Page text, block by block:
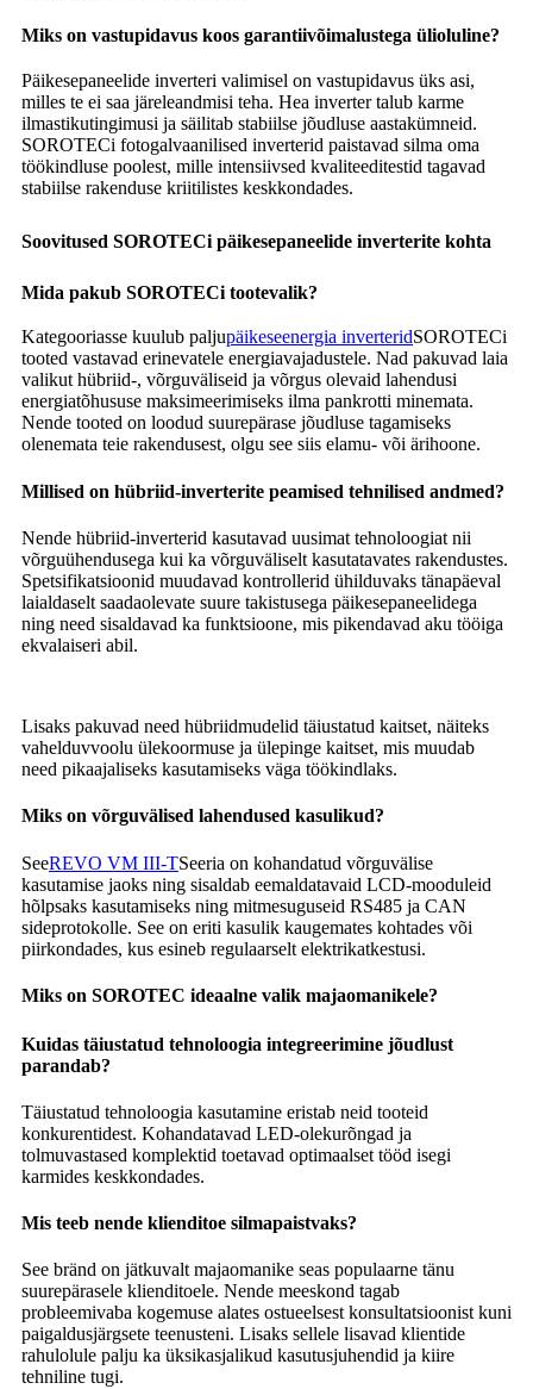
Miks on vastupidavus koos garantiivõimalustega ülioluline?
Päikesepaneelide inverteri valimisel on vastupidavus üks asi,
milles te ei saa järeleandmisi teha. Hea inverter talub karme
ilmastikutingimusi ja säilitab stabiilse jõudluse aastakümneid.
SOROTECi fotogalvaanilised inverterid paistavad silma oma
töökindluse poolest, mille intensiivsed kvaliteeditestid tagavad
stabiilse rakenduse kriitilistes keskkondades.
Soovitused SOROTECi päikesepaneelide inverterite kohta
Mida pakub SOROTECi tootevalik?
Kategooriasse kuulub paljupäikeseenergia inverteridSOROTECi
tooted vastavad erinevatele energiavajadustele. Nad pakuvad laia
valikut hübriid-, võrguväliseid ja võrgus olevaid lahendusi
energiatõhususe maksimeerimiseks ilma pankrotti minemata.
Nende tooted on loodud suurepärase jõudluse tagamiseks
olenemata teie rakendusest, olgu see siis elamu- või ärihoone.
Millised on hübriid-inverterite peamised tehnilised andmed?
Nende hübriid-inverterid kasutavad uusimat tehnoloogiat nii
võrguühendusega kui ka võrguväliselt kasutatavates rakendustes.
Spetsifikatsioonid muudavad kontrollerid ühilduvaks tänapäeval
laialdaselt saadaolevate suure takistusega päikesepaneelidega
ning need sisaldavad ka funktsioone, mis pikendavad aku tööiga
ekvalaiseri abil.
Lisaks pakuvad need hübriidmudelid täiustatud kaitset, näiteks
vahelduvvoolu ülekoormuse ja ülepinge kaitset, mis muudab
need pikaajaliseks kasutamiseks väga töökindlaks.
Miks on võrguvälised lahendused kasulikud?
SeeREVO VM III-TSeeria on kohandatud võrguvälise
kasutamise jaoks ning sisaldab eemaldatavaid LCD-mooduleid
hõlpsaks kasutamiseks ning mitmesuguseid RS485 ja CAN
sideprotokolle. See on eriti kasulik kaugemates kohtades või
piirkondades, kus esineb regulaarselt elektrikatkestusi.
Miks on SOROTEC ideaalne valik majaomanikele?
Kuidas täiustatud tehnoloogia integreerimine jõudlust
parandab?
Täiustatud tehnoloogia kasutamine eristab neid tooteid
konkurentidest. Kohandatavad LED-olekurõngad ja
tolmuvastased komplektid toetavad optimaalset tööd isegi
karmides keskkondades.
Mis teeb nende klienditoe silmapaistvaks?
See bränd on jätkuvalt majaomanike seas populaarne tänu
suurepärasele klienditoele. Nende meeskond tagab
probleemivaba kogemuse alates ostueelsest konsultatsioonist kuni
paigaldusjärgsete teenusteni. Lisaks sellele lisavad klientide
rahulolule palju ka üksikasjalikud kasutusjuhendid ja kiire
tehniline tugi.